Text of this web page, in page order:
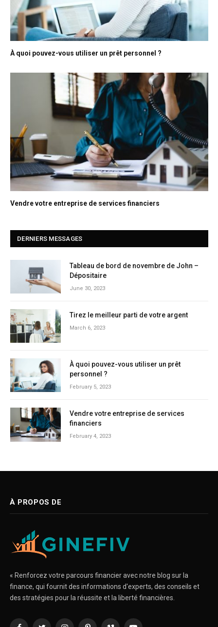
À quoi pouvez-vous utiliser un prêt personnel ?
Vendre votre entreprise de services financiers
DERNIERS MESSAGES
Tableau de bord de novembre de John –
Dépositaire
June 30, 2023
Tirez le meilleur parti de votre argent
March 6, 2023
À quoi pouvez-vous utiliser un prêt
personnel ?
February 5, 2023
Vendre votre entreprise de services
financiers
February 4, 2023
À PROPOS DE
« Renforcez votre parcours financier avec notre blog sur la
finance, qui fournit des informations d'experts, des conseils et
des stratégies pour la réussite et la liberté financières.